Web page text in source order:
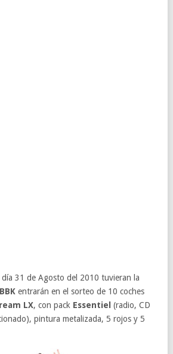
31 de Agosto del 2010 tuvieran la
BBKentrarán en el sorteo de 10 coches
LX, con pack Essentiel (radio, CD
pintura metalizada, 5 rojos y 5